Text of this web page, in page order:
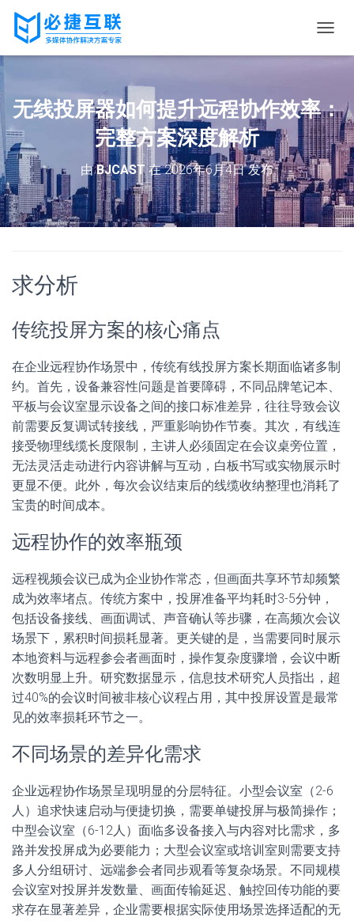
换
无线投屏器如何提升远程协作效率：
完整方案深度解析
由BJCAST在2026年6月4日发布
求分析
传统投屏方案的核心痛点
在企业远程协作场景中，传统有线投屏方案长期面临诸多制
约。首先，设备兼容性问题是首要障碍，不同品牌笔记本、
平板与会议室显示设备之间的接口标准差异，往往导致会议
前需要反复调试转接线，严重影响协作节奏。其次，有线连
接受物理线缆长度限制，主讲人必须固定在会议桌旁位置，
无法灵活走动进行内容讲解与互动，白板书写或实物展示时
更显不便。此外，每次会议结束后的线缆收纳整理也消耗了
宝贵的时间成本。
远程协作的效率瓶颈
远程视频会议已成为企业协作常态，但画面共享环节却频繁
成为效率堵点。传统方案中，投屏准备平均耗时3-5分钟，
包括设备接线、画面调试、声音确认等步骤，在高频次会议
场景下，累积时间损耗显著。更关键的是，当需要同时展示
本地资料与远程参会者画面时，操作复杂度骤增，会议中断
次数明显上升。研究数据显示，信息技术研究人员指出，超
过40%的会议时间被非核心议程占用，其中投屏设置是最常
见的效率损耗环节之一。
不同场景的差异化需求
企业远程协作场景呈现明显的分层特征。小型会议室（2-6
人）追求快速启动与便捷切换，需要单键投屏与极简操作；
中型会议室（6-12人）面临多设备接入与内容对比需求，多
路并发投屏成为必要能力；大型会议室或培训室则需要支持
多人分组研讨、远端参会者同步观看等复杂场景。不同规模
会议室对投屏并发数量、画面传输延迟、触控回传功能的要
求存在显著差异，企业需要根据实际使用场景选择适配的无